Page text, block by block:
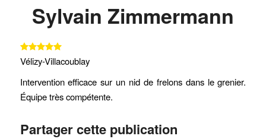
Sylvain Zimmermann
Vélizy-Villacoublay
Intervention efficace sur un nid de frelons dans le grenier.
Équipe très compétente.
Partager cette publication